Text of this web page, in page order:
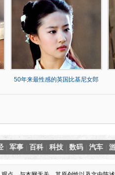
50年来最性感的英国比基尼女郎
军事 百科 科技 数码 汽车